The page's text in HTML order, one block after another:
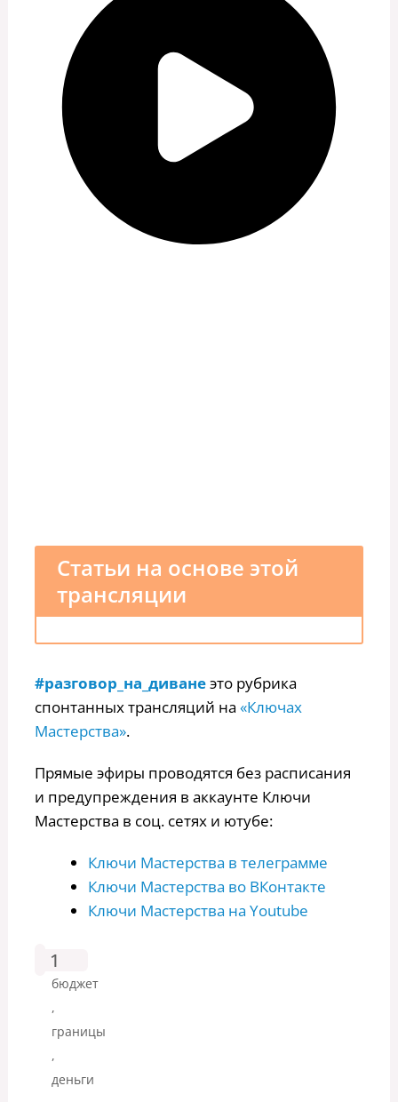
Статьи на основе этой
трансляции
#разговор_на_диванеэто рубрика
спонтанных трансляций на «Ключах
Мастерства».
Прямые эфиры проводятся без расписания
и предупреждения в аккаунте Ключи
Мастерства в соц. сетях и ютубе:
Ключи Мастерства в телеграмме
Ключи Мастерства во ВКонтакте
Ключи Мастерства на Youtube
бюджет
,
границы
,
деньги
1